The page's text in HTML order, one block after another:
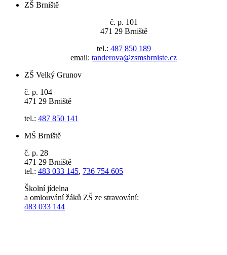
ZŠ Brniště
č. p. 101
471 29 Brniště
tel.: 487 850 189
email: tanderova@zsmsbrniste.cz
ZŠ Velký Grunov
č. p. 104
471 29 Brniště
tel.: 487 850 141
MŠ Brniště
č. p. 28
471 29 Brniště
tel.: 483 033 145, 736 754 605
Školní jídelna
a omlouvání žáků ZŠ ze stravování:
483 033 144